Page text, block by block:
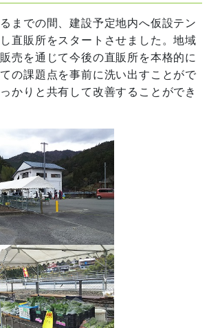
までの間、建設予定地内へ仮設テン
直販所をスタートさせました。地域
売を通じて今後の直販所を本格的に
の課題点を事前に洗い出すことがで
かりと共有して改善することができ